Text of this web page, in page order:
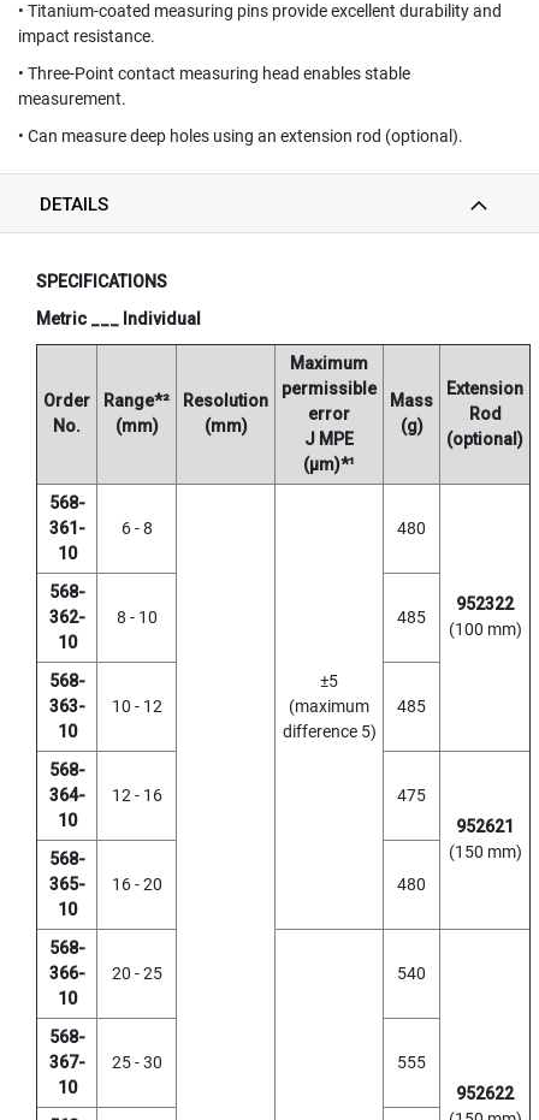
S
(
F
O
B
N
D
O
E
)
W
S
P
I
R
A
L
F
L
U
T
E
D
T
A
P
S
F
O
R
S
T
A
I
N
L
• Titanium-coated measuring pins provide excellent durability and
impact resistance.
• Three-Point contact measuring head enables stable
measurement.
• Can measure deep holes using an extension rod (optional).
DETAILS
SPECIFICATIONS
Metric ___ Individual
Order
No.
Range*²
(mm)
Resolution
(mm)
Maximum
permissible
error
J MPE
(μm)*¹
Mass
(g)
Extension
Rod
(optional)
568-
361-
10
6 - 8
±5
(maximum
difference 5)
480
952322
(100 mm)
568-
362-
10
8 - 10 485
568-
363-
10
10 - 12 485
568-
364-
10
12 - 16
475
952621
(150 mm)
568-
365-
10
16 - 20 480
568-
366-
10
20 - 25 540
952622
568-
367-
10
25 - 30 555